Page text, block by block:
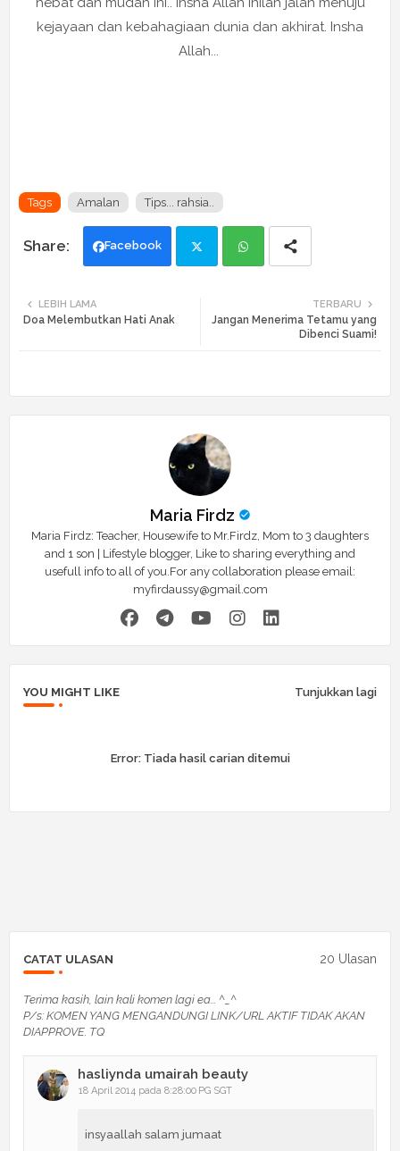
kejayaan dan kebahagiaan dunia dan akhirat. Insha
Allah...
Tags Amalan Tips... rahsia..
Facebook
ats
TERBARU
Jangan Menerima Tetamu yang
Dibenci Suami!
LEBIH LAMA
Doa Melembutkan Hati Anak
Maria Firdz
Maria Firdz: Teacher, Housewife to Mr.Firdz, Mom to 3 daughters
and 1 son | Lifestyle blogger, Like to sharing everything and
usefull info to all of you.For any collaboration please email:
myfirdaussy@gmail.com
YOU MIGHT LIKE Tunjukkan lagi
Error:Tiada hasil carian ditemui
CATAT ULASAN 20 Ulasan
Terima kasih, lain kali komen lagi ea... ^_^
P/s: KOMEN YANG MENGANDUNGI LINK/URL AKTIF TIDAK AKAN
DIAPPROVE. TQ
hasliynda umairah beauty
18 April 2014 pada 8:28:00 PG SGT
insyaallah salam jumaat